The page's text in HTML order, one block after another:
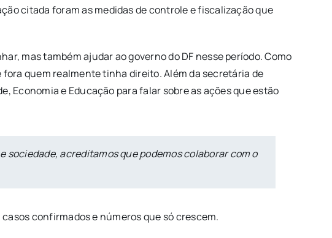
citada foram as medidas de controle e fiscalização que
mas também ajudar ao governo do DF nesse período. Como
quem realmente tinha direito. Além da secretária de
Economia e Educação para falar sobre as ações que estão
sociedade, acreditamos que podemos colaborar com o
confirmados e números que só crescem.